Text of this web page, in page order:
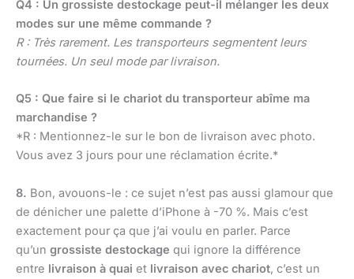
Q4 : Un grossiste destockage peut-il mélanger les deux
modes sur une même commande ?
R : Très rarement. Les transporteurs segmentent leurs
tournées. Un seul mode par livraison.
Q5 : Que faire si le chariot du transporteur abîme ma
marchandise ?
*R : Mentionnez-le sur le bon de livraison avec photo.
Vous avez 3 jours pour une réclamation écrite.*
8. Bon, avouons-le : ce sujet n’est pas aussi glamour que
de dénicher une palette d’iPhone à -70 %. Mais c’est
exactement pour ça que j’ai voulu en parler. Parce
qu’un grossiste destockage qui ignore la différence
entre livraison à quai et livraison avec chariot, c’est un